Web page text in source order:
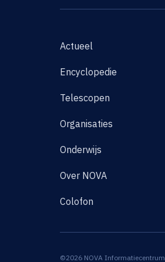
Actueel
Encyclopedie
Telescopen
Organisaties
Onderwijs
Over NOVA
Colofon
©2026 NOVA Informatiecentrum